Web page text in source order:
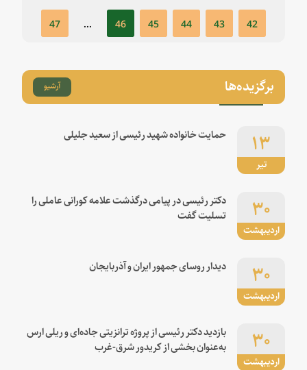
42
43
44
45
46
...
47
برگزیده‌ها آرشیو
تیر
۱۳ حمایت خانواده شهید رئیسی از سعید جلیلی
اردیبهشت
۳۰
دکتر رئیسی در پیامی درگذشت علامه کورانی عاملی را
تسلیت گفت
اردیبهشت
۳۰ دیدار روسای جمهور ایران و آذربایجان
اردیبهشت
۳۰
بازدید دکتر رئیسی از پروژه ترانزیتی جاده‌ای و ریلی ارس
به‌عنوان بخشی از کریدور شرق-غرب